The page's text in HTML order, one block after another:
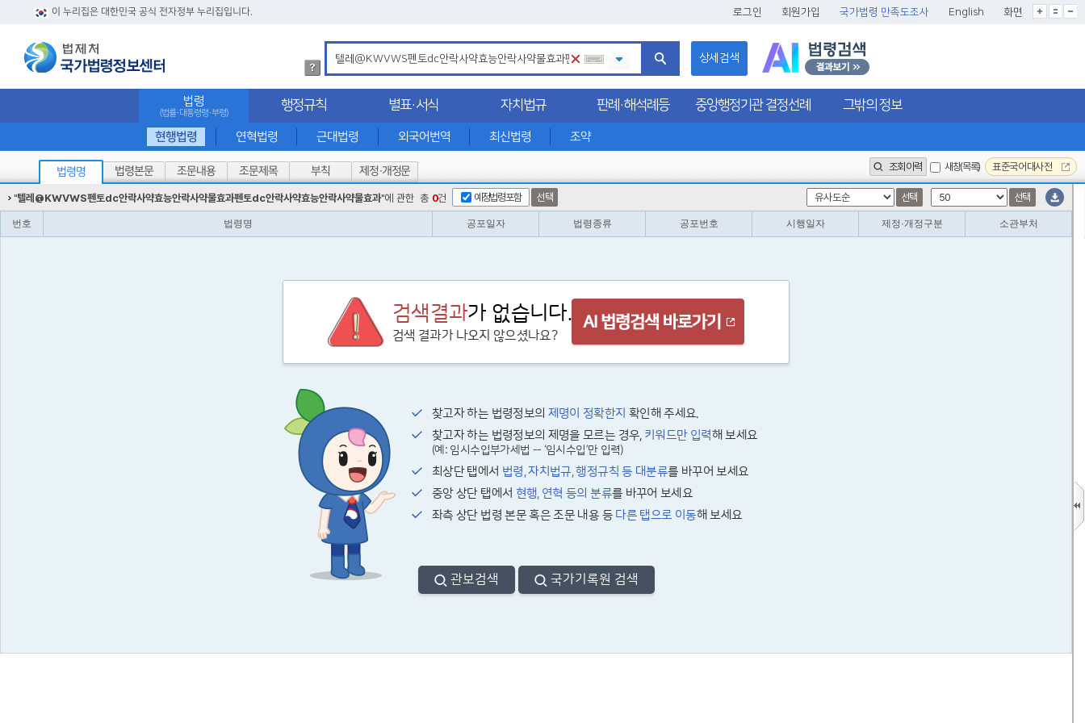
이 누리집은 대한민국 공식 전자정부 누리집입니다. 로그인 회원가입 국가법령 만족도조사 English 화면
글씨크기확대
글씨크기확대초기화
글씨크기축소
법
령
검
색
세
내
확
상세검색
법령
(법률·대통령령·부령)
현행법령 연혁법령 근대법령 외국어번역 최신법령 조약
행정규칙 별표·서식 자치법규 판례·해석례등 중앙행정기관 결정선례 그밖의 정보
법령명 법령본문 조문내용 조문제목 부칙 제정·개정문 조회이력 새창(목록) 표준국어대사전
"텔레@KWVWS펜토dc안락사약효능안락사약물효과펜토dc안락사약효능안락사약물효과"에 관한 총 0건 예정법령포함 선택 선택 선택
번호 법령명 공포일자 법령종류 공포번호 시행일자 제정·개정구분 소관부처
검색결과가 없습니다.
검색 결과가 나오지 않으셨나요?
찾고자 하는 법령정보의 제명이 정확한지 확인해 주세요.
찾고자 하는 법령정보의 제명을 모르는 경우, 키워드만 입력해 보세요
(예: 임시수입부가세법 -- ‘임시수입’만 입력)
최상단 탭에서 법령, 자치법규, 행정규칙 등 대분류를 바꾸어 보세요
중앙 상단 탭에서 현행, 연혁 등의 분류를 바꾸어 보세요
좌측 상단 법령 본문 혹은 조문 내용 등 다른 탭으로 이동해 보세요
관보검색 국가기록원 검색